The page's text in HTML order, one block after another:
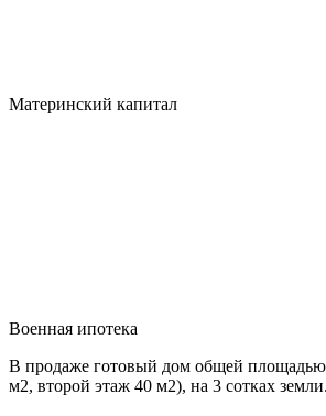
Материнский капитал
Военная ипотека
В продаже готовый дом общей
м2, второй этаж 40 м2), на 3 сотках земли.